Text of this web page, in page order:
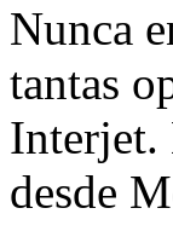
Nunca
tantas
Interjet.
desde